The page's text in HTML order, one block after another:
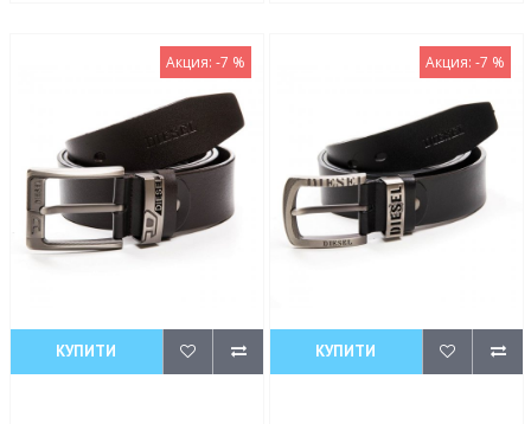
Акция: -7 %
КУПИТИ
Акция: -7 %
КУПИТИ